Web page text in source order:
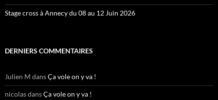
Stage cross à Annecy du 08 au 12 Juin 2026
DERNIERS COMMENTAIRES
Julien M dansÇa vole on y va !
nicolasdansÇa vole on y va !